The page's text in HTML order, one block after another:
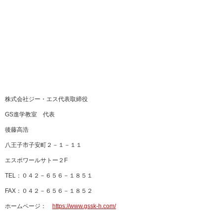
株式会社ジー・エス代表取締役
GS進学教室 代表
後藤高浩
八王子市子安町２－１－１１
エスポワールサトー２F
TEL：０４２－６５６－１８５１
FAX：０４２－６５６－１８５２
ホームページ： https://www.gssk-h.com/